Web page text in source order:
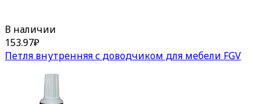
В наличии
153.97₽
Петля внутренняя с доводчиком для мебели FGV